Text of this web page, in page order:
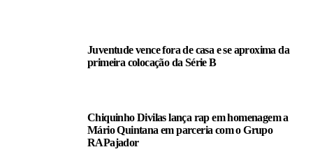
Juventude vence fora de casa e se aproxima da
primeira colocação da Série B
Chiquinho Divilas lança rap em homenagem a
Mário Quintana em parceria com o Grupo
RAPajador